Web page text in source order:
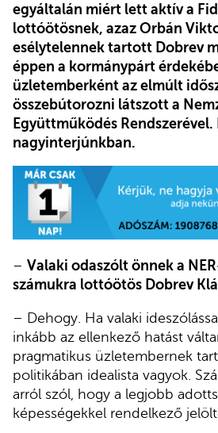
egyáltalán miért lett aktív a
lottóötösnek, azaz Orbán
esélytelennek tartott Dobrev
éppen a kormánypárt
üzletemberként az elmúlt
összebútorozni látszott a
Együttműködés Rendszerével.
nagyinterjúnkban.
– Valaki odaszólt önnek a
számukra lottóötös Dobrev
– Dehogy. Ha valaki
inkább az ellenkező hatást
pragmatikus üzletembernek
politikában idealista vagyok.
arról szól, hogy a legjobb
képességekkel rendelkező